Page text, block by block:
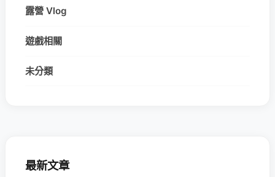
露營 Vlog
遊戲相關
未分類
最新文章